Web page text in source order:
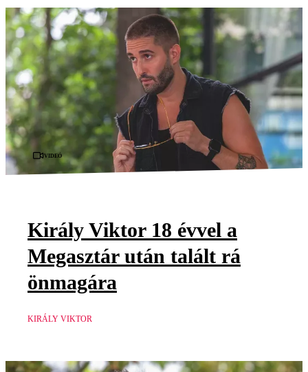
Videó
Király Viktor 18 évvel a
Megasztár után talált rá
önmagára
KIRÁLY VIKTOR